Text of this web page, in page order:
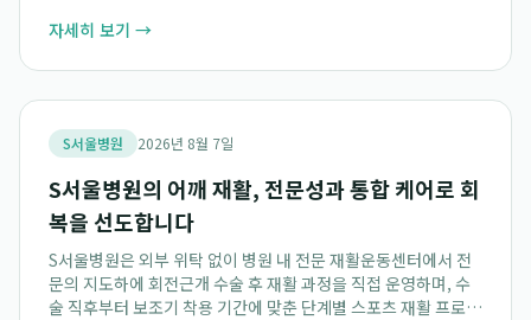
촉박한 소청 기한 내 신속하...
자세히 보기 →
S서울병원 2026년 8월 7일
S서울병원의 어깨 재활, 전문성과 통합 케어로 회
복을 선도합니다
S서울병원은 외부 위탁 없이 병원 내 전문 재활운동센터에서 전
문의 지도하에 회전근개 수술 후 재활 과정을 직접 운영하며, 수
술 직후부터 보조기 착용 기간에 맞춘 단계별 스포츠 재활 프로그